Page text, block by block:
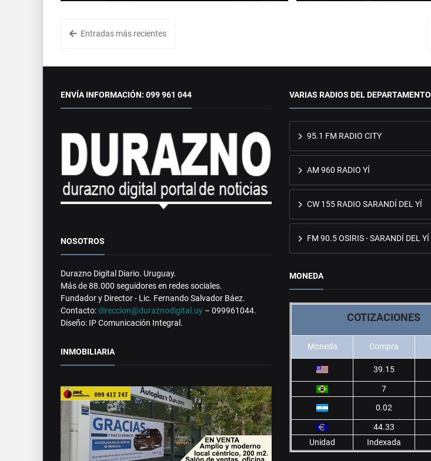
Entradas más recientes
ENVÍA INFORMACIÓN: 099 961 044
NOSOTROS
Durazno Digital Diario. Uruguay.
Más de 88.000 seguidores en redes sociales.
Fundador y Director - Lic. Fernando Salvador Báez.
Contacto:direccion@duraznodigital.uy – 099961044.
Diseño: IP Comunicación Integral.
INMOBILIARIA
VARIAS RADIOS DEL DEPARTAMENTO
95.1 FM RADIO CITY
AM 960 RADIO YÍ
CW 155 RADIO SARANDÍ DEL YÍ
FM 90.5 OSIRIS - SARANDÍ DEL YÍ
MONEDA
COTIZACIONES
Moneda Compra
39.15
7
0.02
44.33
Unidad
Indexada